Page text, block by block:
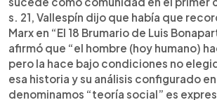
s. 21, Vallespín dijo que había que
Marx en “El 18 Brumario de Luis
afirmó que “el hombre (hoy humano)
pero la hace bajo condiciones no
esa historia y su análisis configurado
denominamos “teoría social” es